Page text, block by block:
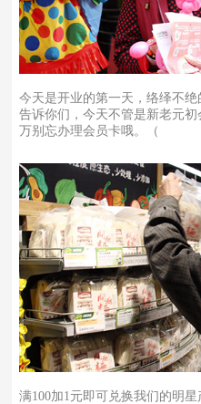
今天是开业的第一天，络绎不
告诉你们，今天不管是新老元
万别忘办理会员卡哦。（
满100加1元即可兑换我们的明星